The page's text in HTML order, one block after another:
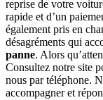
reprise de votre
rapide et d’un
également pris en
désagréments qui
panne. Alors
Consultez notre site
nous par téléphone.
accompagner et